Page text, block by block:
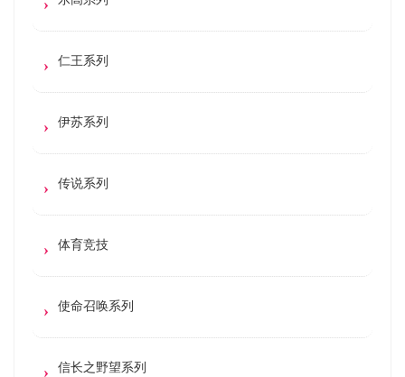
仁王系列
伊苏系列
传说系列
体育竞技
使命召唤系列
信长之野望系列